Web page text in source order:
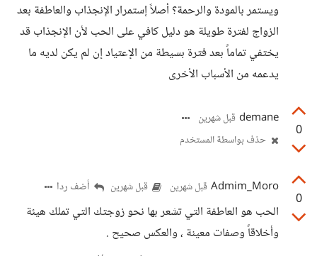
ويستمر بالمودة والرحمة؟ أصلاً إستمرار الإنجذاب والعاطفة بعد
الزواج لفترة طويلة هو دليل كافي على الحب لأن الإنجذاب قد
يختفي تماماً بعد فترة بسيطة من الإعتياد إن لم يكن لديه ما
يدعمه من الأسباب الأخرى
0
demane قبل شهرين
حذف بواسطة المستخدم
0
Admim_Moro قبل شهرين قبل شهرين أضف ردا
الحب هو العاطفة التي تشعر بها نحو زوجتك التي تملك هيئة
وأخلاقاً وصفات معينة ، والعكس صحيح .